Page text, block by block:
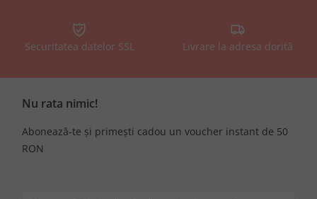
Securitatea datelor SSL Livrare la adresa dorită
Nu rata nimic!
Abonează-te și primești cadou un voucher instant de 50
RON